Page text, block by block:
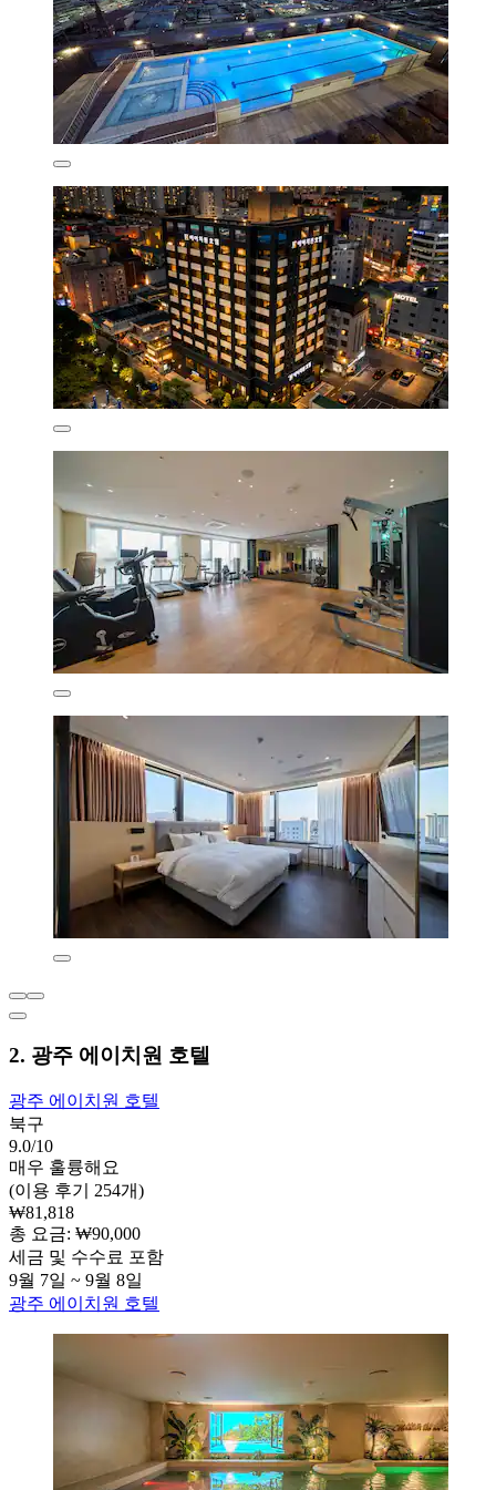
2. 광주 에이치원 호텔
광주 에이치원 호텔
북구
9.0/10
매우 훌륭해요
(이용 후기 254개)
₩81,818
총 요금: ₩90,000
세금 및 수수료 포함
9월 7일 ~ 9월 8일
광주 에이치원 호텔